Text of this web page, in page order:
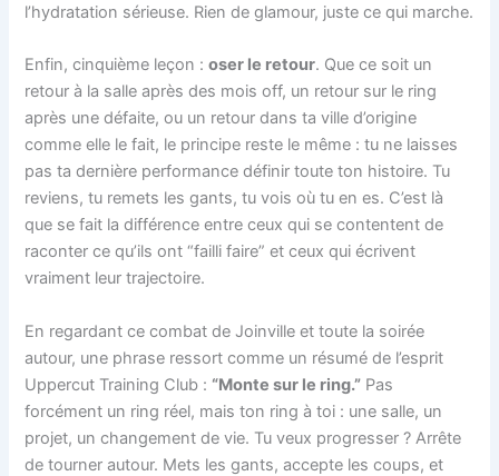
l’hydratation sérieuse. Rien de glamour, juste ce qui marche.
Enfin, cinquième leçon :oser le retour. Que ce soit un
retour à la salle après des mois off, un retour sur le ring
après une défaite, ou un retour dans ta ville d’origine
comme elle le fait, le principe reste le même : tu ne laisses
pas ta dernière performance définir toute ton histoire. Tu
reviens, tu remets les gants, tu vois où tu en es. C’est là
que se fait la différence entre ceux qui se contentent de
raconter ce qu’ils ont “failli faire” et ceux qui écrivent
vraiment leur trajectoire.
En regardant ce combat de Joinville et toute la soirée
autour, une phrase ressort comme un résumé de l’esprit
Uppercut Training Club : “Monte sur le ring.” Pas
forcément un ring réel, mais ton ring à toi : une salle, un
projet, un changement de vie. Tu veux progresser ? Arrête
de tourner autour. Mets les gants, accepte les coups, et